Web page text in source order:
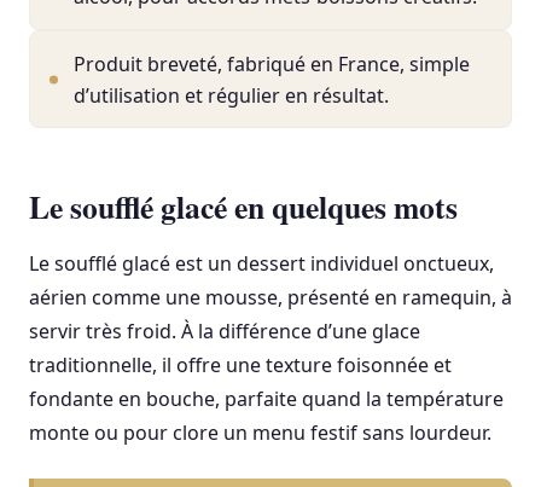
Produit breveté, fabriqué en France, simple
d’utilisation et régulier en résultat.
Le soufflé glacé en quelques mots
Le soufflé glacé est un dessert individuel onctueux,
aérien comme une mousse, présenté en ramequin, à
servir très froid. À la différence d’une glace
traditionnelle, il offre une texture foisonnée et
fondante en bouche, parfaite quand la température
monte ou pour clore un menu festif sans lourdeur.